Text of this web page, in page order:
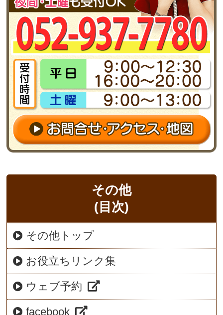
その他
(目次)
その他トップ
お役立ちリンク集
ウェブ予約
facebook